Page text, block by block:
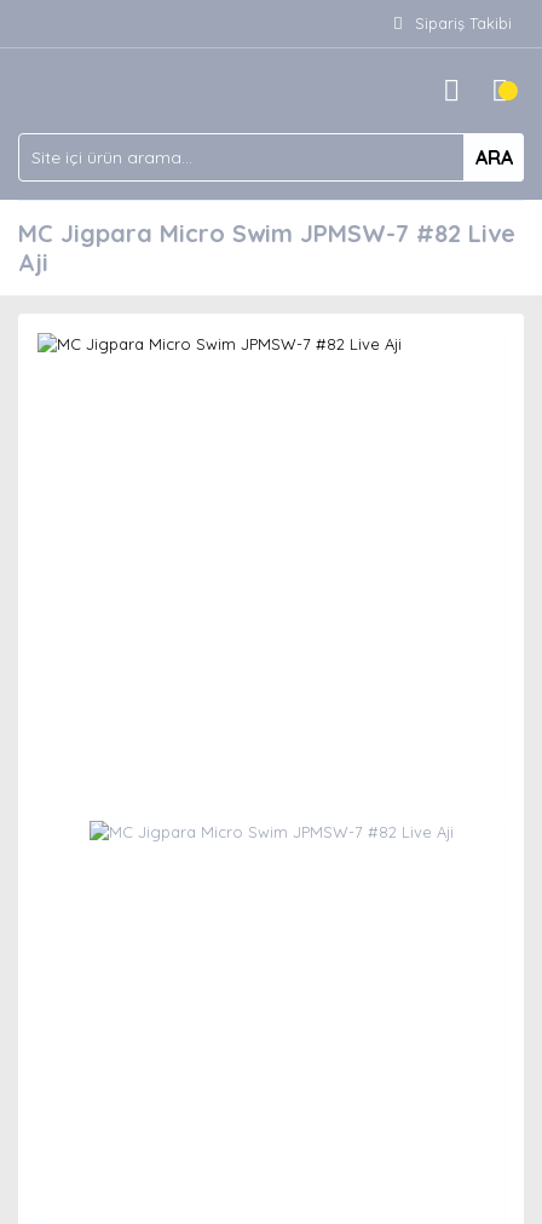
Sipariş Takibi
ARA
MC Jigpara Micro Swim JPMSW-7 #82 Live
Aji